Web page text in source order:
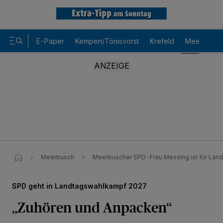
E-Paper Kempen/Tönisvorst Krefeld Meerbusch
Meerbusch Meerbuscher SPD-Frau Messing ist für
SPD geht in Landtagswahlkampf 2027
„Zuhören und Anpacken“